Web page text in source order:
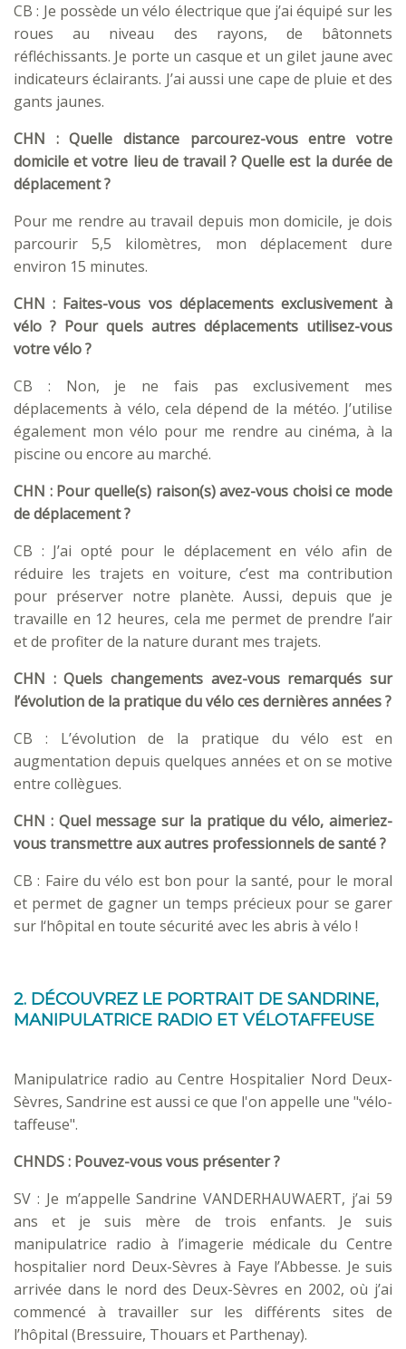
CB : Je possède un vélo électrique que j’ai équipé sur les
roues au niveau des rayons, de bâtonnets
réfléchissants. Je porte un casque et un gilet jaune avec
indicateurs éclairants. J’ai aussi une cape de pluie et des
gants jaunes.
CHN : Quelle distance parcourez-vous entre votre
domicile et votre lieu de travail ? Quelle est la durée de
déplacement ?
Pour me rendre au travail depuis mon domicile, je dois
parcourir 5,5 kilomètres, mon déplacement dure
environ 15 minutes.
CHN : Faites-vous vos déplacements exclusivement à
vélo ? Pour quels autres déplacements utilisez-vous
votre vélo ?
CB : Non, je ne fais pas exclusivement mes
déplacements à vélo, cela dépend de la météo. J’utilise
également mon vélo pour me rendre au cinéma, à la
piscine ou encore au marché.
CHN : Pour quelle(s) raison(s) avez-vous choisi ce mode
de déplacement ?
CB : J’ai opté pour le déplacement en vélo afin de
réduire les trajets en voiture, c’est ma contribution
pour préserver notre planète. Aussi, depuis que je
travaille en 12 heures, cela me permet de prendre l’air
et de profiter de la nature durant mes trajets.
CHN : Quels changements avez-vous remarqués sur
l’évolution de la pratique du vélo ces dernières années ?
CB : L’évolution de la pratique du vélo est en
augmentation depuis quelques années et on se motive
entre collègues.
CHN : Quel message sur la pratique du vélo, aimeriez-
vous transmettre aux autres professionnels de santé ?
CB : Faire du vélo est bon pour la santé, pour le moral
et permet de gagner un temps précieux pour se garer
sur l‘hôpital en toute sécurité avec les abris à vélo !
2. DÉCOUVREZ LE PORTRAIT DE SANDRINE,
MANIPULATRICE RADIO ET VÉLOTAFFEUSE
Manipulatrice radio au Centre Hospitalier Nord Deux-
Sèvres, Sandrine est aussi ce que l'on appelle une "vélo-
taffeuse".
CHNDS : Pouvez-vous vous présenter ?
SV : Je m’appelle Sandrine VANDERHAUWAERT, j’ai 59
ans et je suis mère de trois enfants. Je suis
manipulatrice radio à l’imagerie médicale du Centre
hospitalier nord Deux-Sèvres à Faye l’Abbesse. Je suis
arrivée dans le nord des Deux-Sèvres en 2002, où j’ai
commencé à travailler sur les différents sites de
l’hôpital (Bressuire, Thouars et Parthenay).